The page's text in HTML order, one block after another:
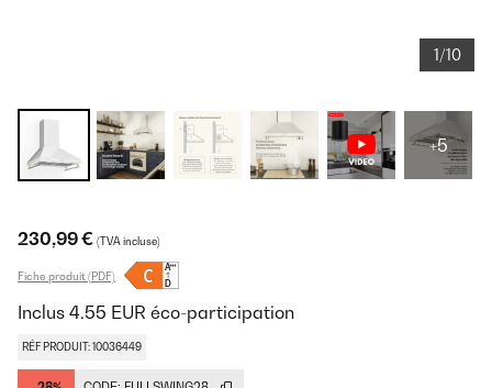
1/10
+5
230,99 € (TVA incluse)
Fiche produit (PDF)
Inclus 4.55 EUR éco-participation
RÉF PRODUIT: 10036449